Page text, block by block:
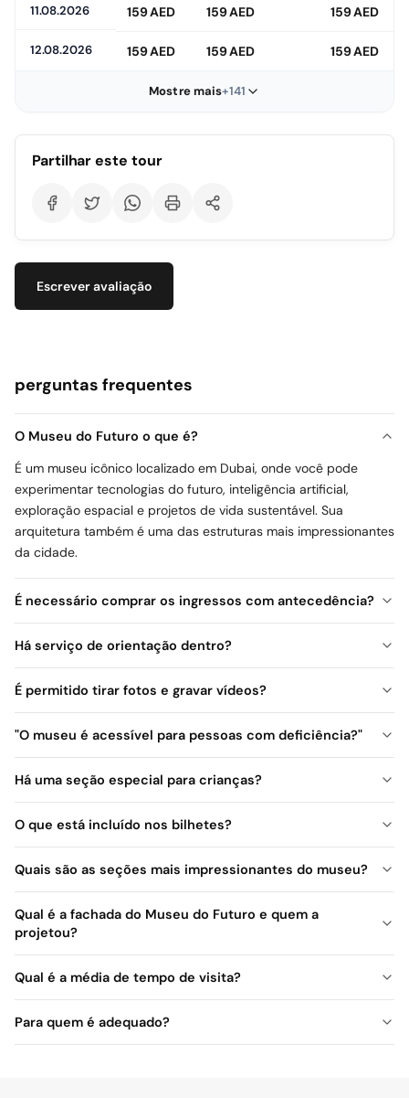
Explore soluções de proteção ambiental voltadas para o
futuro e inspire-se com ideias inovadoras desenvolvidas para
Mundo do Futuro para Crianças
para crianças, os pequenos aprendem enquanto se divertem;
educativa para as famílias.
círculo, este edifício extraordinário se destaca não apenas
pelo seu conteúdo, mas também pela sua arquitetura externa
como um dos ícones mais impressionantes de Dubai.
Pontos para Fotografia e Mídias Sociais
Com sua arquitetura icônica e design interno impressionante,
o Museu do Futuro oferece muitos espaços especiais para
capturar memórias inesquecíveis em fotos.
Para Quem É Adequado?
Um ponto de visita ideal para quem deseja explorar sozinho,
paradas mais educativas e inspiradoras da viagem a Dubai.
11.08.2026 159 AED 159 AED 159 AED
12.08.2026 159 AED 159 AED 159 AED
Mostre mais+141
Partilhar este tour
Escrever avaliação
perguntas frequentes
O Museu do Futuro o que é?
É um museu icônico localizado em Dubai, onde você pode
experimentar tecnologias do futuro, inteligência artificial,
exploração espacial e projetos de vida sustentável. Sua
arquitetura também é uma das estruturas mais impressionantes
da cidade.
É necessário comprar os ingressos com antecedência?
Há serviço de orientação dentro?
É permitido tirar fotos e gravar vídeos?
"O museu é acessível para pessoas com deficiência?"
Há uma seção especial para crianças?
O que está incluído nos bilhetes?
Quais são as seções mais impressionantes do museu?
Qual é a fachada do Museu do Futuro e quem a
projetou?
está coberta com caligrafia árabe. Essas inscrições contêm as
Rashid Al Maktoum, sobre o futuro. O design foi criado pela
famosa firma de arquitetura Killa Design. A forma oval do
Qual é a média de tempo de visita?
mais tempo dentro com as experiências interativas e exibições.
Para quem é adequado?